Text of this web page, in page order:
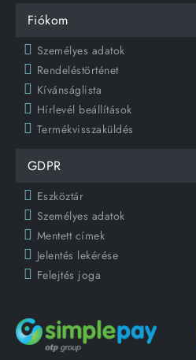
Fiókom
Személyes adatok
Rendeléstörténet
Kívánságlista
Hírlevél beállítások
Termékvisszaküldés
GDPR
Eszköztár
Személyes adatok
Mentett címek
Jelentés lekérése
Felejtés joga